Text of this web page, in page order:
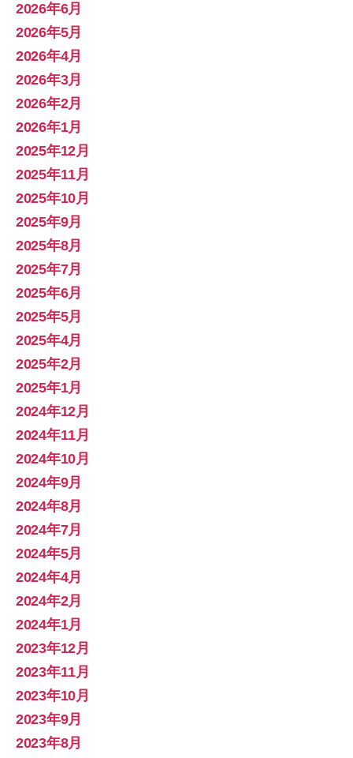
2026年6月
2026年5月
2026年4月
2026年3月
2026年2月
2026年1月
2025年12月
2025年11月
2025年10月
2025年9月
2025年8月
2025年7月
2025年6月
2025年5月
2025年4月
2025年2月
2025年1月
2024年12月
2024年11月
2024年10月
2024年9月
2024年8月
2024年7月
2024年5月
2024年4月
2024年2月
2024年1月
2023年12月
2023年11月
2023年10月
2023年9月
2023年8月